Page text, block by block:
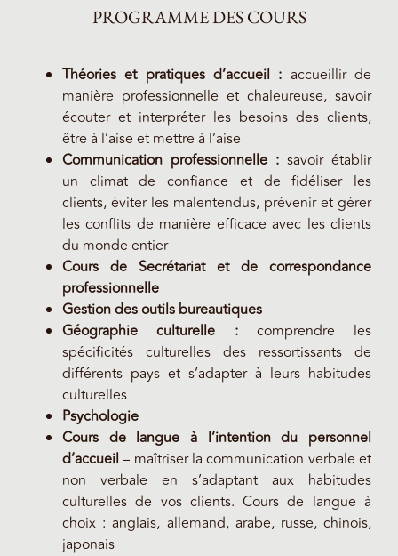
PROGRAMME DES COURS
Théories et pratiques d’accueil : accueillir de
manière professionnelle et chaleureuse, savoir
écouter et interpréter les besoins des clients,
être à l’aise et mettre à l’aise
Communication professionnelle : savoir établir
un climat de confiance et de fidéliser les
clients, éviter les malentendus, prévenir et gérer
les conflits de manière efficace avec les clients
du monde entier
Cours de Secrétariat et de correspondance
professionnelle
Gestion des outils bureautiques
Géographie culturelle :comprendre les
spécificités culturelles des ressortissants de
différents pays et s’adapter à leurs habitudes
culturelles
Psychologie
Cours de langue à l’intention du personnel
d’accueil – maîtriser la communication verbale et
non verbale en s’adaptant aux habitudes
culturelles de vos clients. Cours de langue à
choix : anglais, allemand, arabe, russe, chinois,
japonais